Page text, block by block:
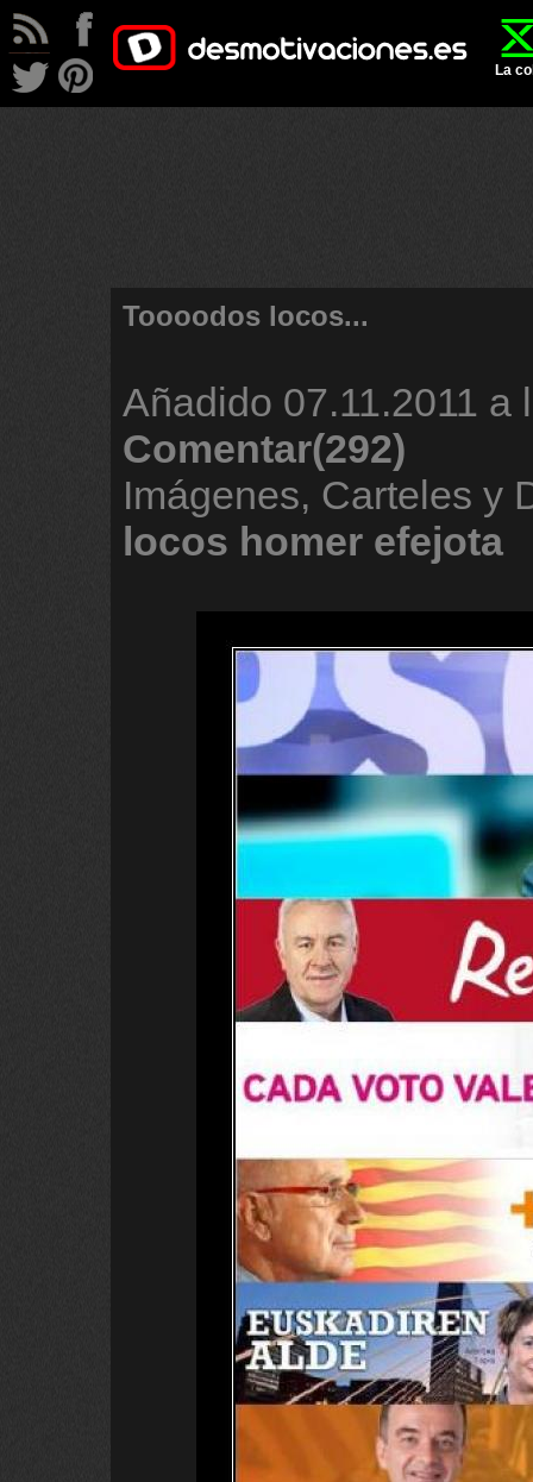
La
Toooodos locos...
Añadido 07.11.2011 a
Comentar(292)
Imágenes, Carteles y
locos homer efejota